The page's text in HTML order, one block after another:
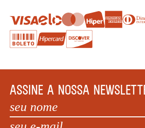
ASSINE A NOSSA